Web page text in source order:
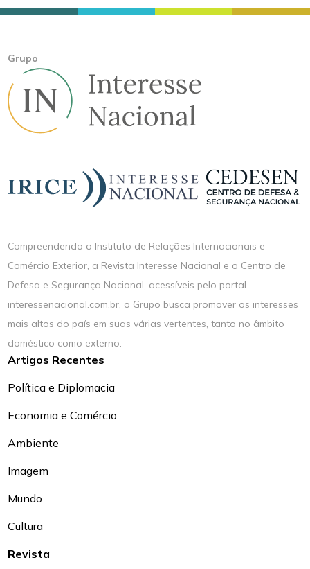
Grupo
Compreendendo o Instituto de Relações Internacionais e
Comércio Exterior, a Revista Interesse Nacional e o Centro de
Defesa e Segurança Nacional, acessíveis pelo portal
interessenacional.com.br, o Grupo busca promover os interesses
mais altos do país em suas várias vertentes, tanto no âmbito
doméstico como externo.
Artigos Recentes
Política e Diplomacia
Economia e Comércio
Ambiente
Imagem
Mundo
Cultura
Revista